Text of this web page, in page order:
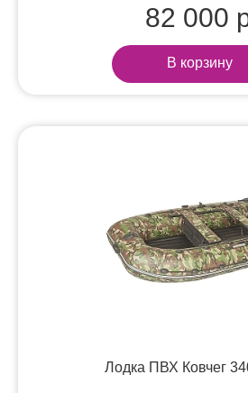
82 000
В корзину
Лодка ПВХ Ковчег